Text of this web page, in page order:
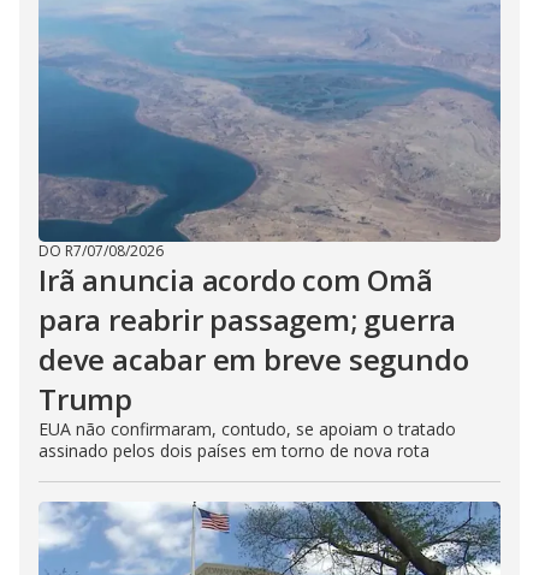
DO R7/07/08/2026
Irã anuncia acordo com Omã
para reabrir passagem; guerra
deve acabar em breve segundo
Trump
EUA não confirmaram, contudo, se apoiam o tratado
assinado pelos dois países em torno de nova rota